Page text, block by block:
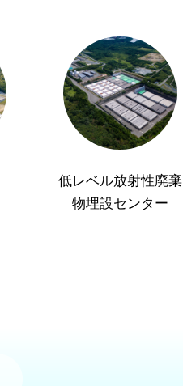
低レベル放射性廃棄
物埋設センター